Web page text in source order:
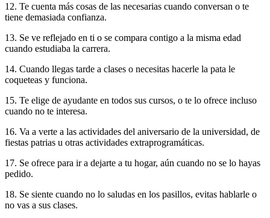
12. Te cuenta más cosas de las necesarias cuando conversan o te
tiene demasiada confianza.
13. Se ve reflejado en ti o se compara contigo a la misma edad
cuando estudiaba la carrera.
14. Cuando llegas tarde a clases o necesitas hacerle la pata le
coqueteas y funciona.
15. Te elige de ayudante en todos sus cursos, o te lo ofrece incluso
cuando no te interesa.
16. Va a verte a las actividades del aniversario de la universidad, de
fiestas patrias u otras actividades extraprogramáticas.
17. Se ofrece para ir a dejarte a tu hogar, aún cuando no se lo hayas
pedido.
18. Se siente cuando no lo saludas en los pasillos, evitas hablarle o
no vas a sus clases.